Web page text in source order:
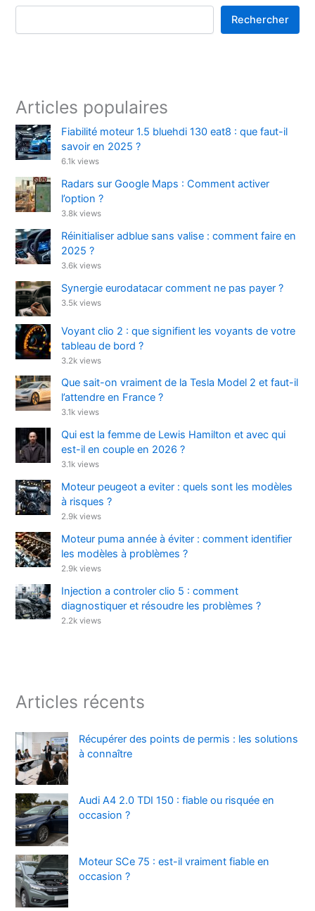
Rechercher
Articles populaires
Fiabilité moteur 1.5 bluehdi 130 eat8 : que faut-il
savoir en 2025 ?
6.1k views
Radars sur Google Maps : Comment activer
l’option ?
3.8k views
Réinitialiser adblue sans valise : comment faire en
2025 ?
3.6k views
Synergie eurodatacar comment ne pas payer ?
3.5k views
Voyant clio 2 : que signifient les voyants de votre
tableau de bord ?
3.2k views
Que sait-on vraiment de la Tesla Model 2 et faut-il
l’attendre en France ?
3.1k views
Qui est la femme de Lewis Hamilton et avec qui
est-il en couple en 2026 ?
3.1k views
Moteur peugeot a eviter : quels sont les modèles
à risques ?
2.9k views
Moteur puma année à éviter : comment identifier
les modèles à problèmes ?
2.9k views
Injection a controler clio 5 : comment
diagnostiquer et résoudre les problèmes ?
2.2k views
Articles récents
Récupérer des points de permis : les solutions
à connaître
Audi A4 2.0 TDI 150 : fiable ou risquée en
occasion ?
Moteur SCe 75 : est-il vraiment fiable en
occasion ?